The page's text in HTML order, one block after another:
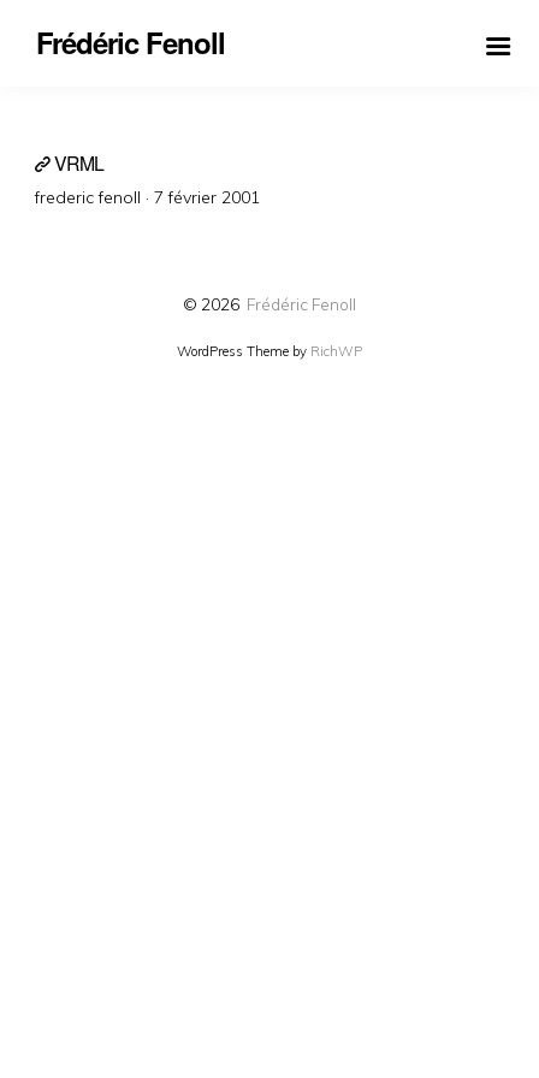
Frédéric Fenoll
VRML
frederic fenoll · Posted
7 février 2001
© 2026 Frédéric Fenoll
WordPress Theme by RichWP